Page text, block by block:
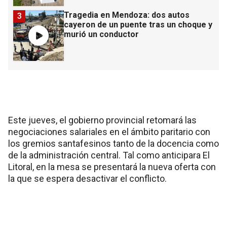
Tragedia en Mendoza: dos autos
cayeron de un puente tras un choque y
murió un conductor
3
Este jueves, el gobierno provincial retomará las
negociaciones salariales en el ámbito paritario con
los gremios santafesinos tanto de la docencia como
de la administración central. Tal como anticipara El
Litoral, en la mesa se presentará la nueva oferta con
la que se espera desactivar el conflicto.